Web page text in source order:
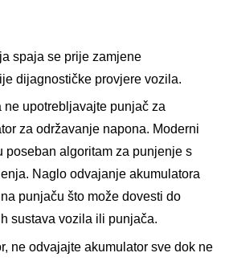
spaja se prije zamjene
dijagnostičke provjere vozila.
ne upotrebljavajte punjač za
za održavanje napona. Moderni
poseban algoritam za punjenje s
Naglo odvajanje akumulatora
punjaču što može dovesti do
sustava vozila ili punjača.
ne odvajajte akumulator sve dok ne